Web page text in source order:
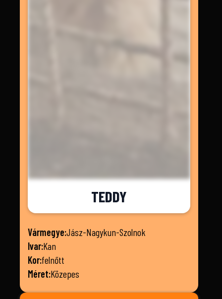
TEDDY
Vármegye:Jász-Nagykun-Szolnok
Ivar:Kan
Kor:felnőtt
Méret:Közepes